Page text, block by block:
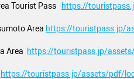
Tourist Pass https://
Area https://touristpass.jp/
Area https://touristpass.jp/
https://touristpass.jp/assets/pdf/